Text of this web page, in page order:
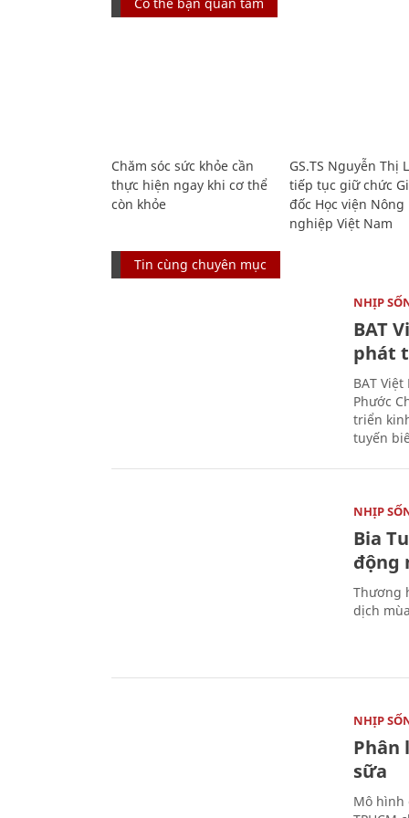
Chăm sóc sức khỏe cần
thực hiện ngay khi cơ thể
còn khỏe
GS.TS Nguyễn Thị
tiếp tục giữ chức
đốc Học viện Nông
nghiệp Việt Nam
Tin cùng chuyên mục
NHỊP
BAT
phát
BAT
Phước
triển
tuyến
NHỊP
Bia
động
Thương
dịch
NHỊP
Phân
sữa
Mô hình